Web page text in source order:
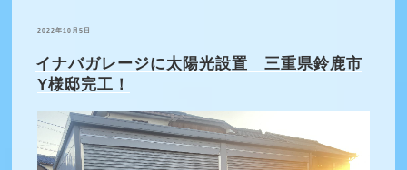
投
2022年10月5日
イナバガレージに太陽光設置 三重県鈴鹿市
Y様邸完工！